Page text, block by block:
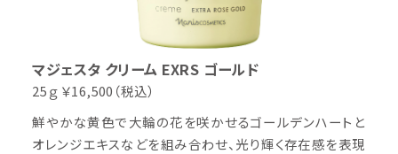
マジェスタ クリーム EXRS ゴールド
25ｇ ￥16,500（税込）
鮮やかな黄色で大輪の花を咲かせるゴールデンハートと
オレンジエキスなどを組み合わせ、光り輝く存在感を表現